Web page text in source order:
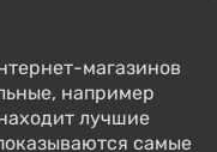
магазинов
например
лучшие
самые